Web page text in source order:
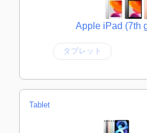
Apple iPad (7th
タブレット
Tablet